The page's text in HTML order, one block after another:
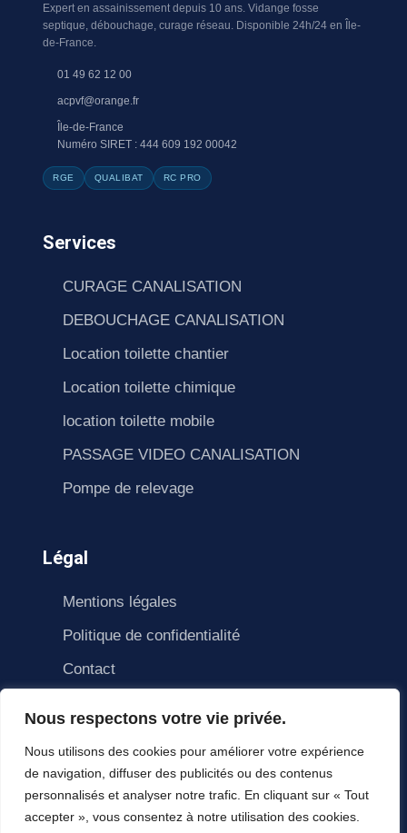
Nous respectons votre vie privée.
Nous utilisons des cookies pour améliorer votre expérience
de navigation, diffuser des publicités ou des contenus
personnalisés et analyser notre trafic. En cliquant sur « Tout
accepter », vous consentez à notre utilisation des cookies.
Expert en assainissement depuis 10 ans. Vidange fosse
septique, débouchage, curage réseau. Disponible 24h/24 en Île-
de-France.
01 49 62 12 00
acpvf@orange.fr
Île-de-France
Numéro SIRET : 444 609 192 00042
RGE QUALIBAT RC PRO
Services
CURAGE CANALISATION
DEBOUCHAGE CANALISATION
Location toilette chantier
Location toilette chimique
location toilette mobile
PASSAGE VIDEO CANALISATION
Pompe de relevage
Légal
Mentions légales
Politique de confidentialité
Contact